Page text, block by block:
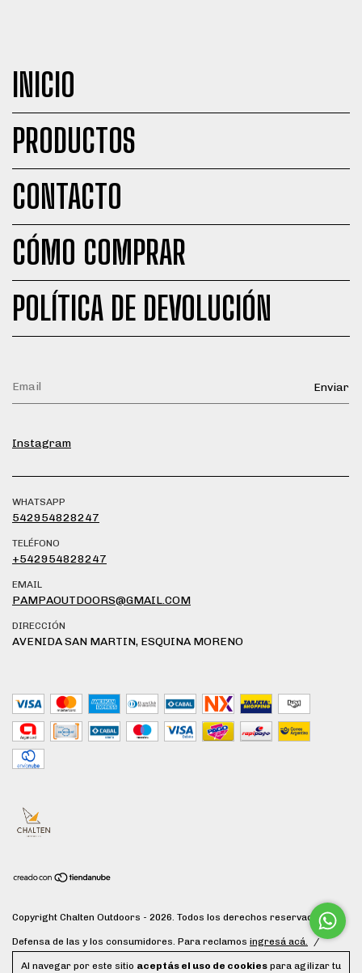
Al navegar por este sitio aceptás el uso de cookies para agilizar tu
INICIO
PRODUCTOS
CONTACTO
CÓMO COMPRAR
POLÍTICA DE DEVOLUCIÓN
Instagram
WHATSAPP
542954828247
TELÉFONO
+542954828247
EMAIL
PAMPAOUTDOORS@GMAIL.COM
DIRECCIÓN
AVENIDA SAN MARTIN, ESQUINA MORENO
Copyright Chalten Outdoors - 2026. Todos los derechos reservados.
Defensa de las y los consumidores. Para reclamos ingresá acá.
/
Botón de arrepentimiento